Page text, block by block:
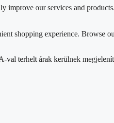
improve our services and
shopping experience. Browse
val terhelt árak kerülnek